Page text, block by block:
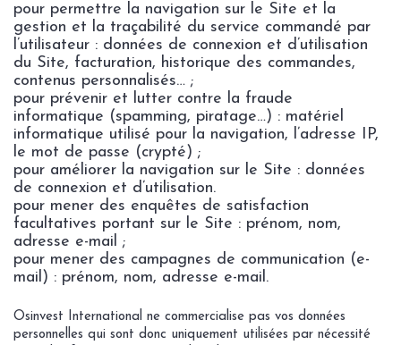
pour permettre la navigation sur le Site et la
gestion et la traçabilité du service commandé par
l’utilisateur : données de connexion et d’utilisation
du Site, facturation, historique des commandes,
contenus personnalisés… ;
pour prévenir et lutter contre la fraude
informatique (spamming, piratage…) : matériel
informatique utilisé pour la navigation, l’adresse IP,
le mot de passe (crypté) ;
pour améliorer la navigation sur le Site : données
de connexion et d’utilisation.
pour mener des enquêtes de satisfaction
facultatives portant sur le Site : prénom, nom,
adresse e-mail ;
pour mener des campagnes de communication (e-
mail) : prénom, nom, adresse e-mail.
Osinvest International ne commercialise pas vos données
personnelles qui sont donc uniquement utilisées par nécessité